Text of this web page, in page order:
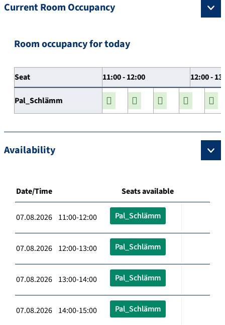
Current Room Occupancy
Room occupancy for today
Seat 11:00 - 12:00 12:00 -
Pal_Schlämm
Availability
Date/Time Seats available
07.08.2026 11:00-12:00 Pal_Schlämm
07.08.2026 12:00-13:00 Pal_Schlämm
07.08.2026 13:00-14:00 Pal_Schlämm
07.08.2026 14:00-15:00 Pal_Schlämm